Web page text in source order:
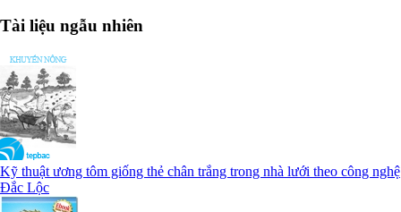
Tài liệu ngẫu nhiên
Kỹ thuật ương tôm giống thẻ chân trắng trong nhà lưới theo công nghệ
Đắc Lộc